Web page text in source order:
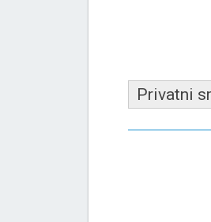
Privatni